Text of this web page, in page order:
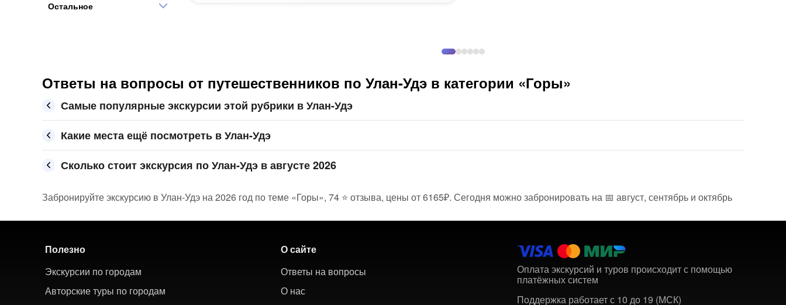
Остальное
Ответы на вопросы от путешественников по Улан-Удэ в категории «Горы»
Самые популярные экскурсии этой рубрики в Улан-Удэ
Какие места ещё посмотреть в Улан-Удэ
Сколько стоит экскурсия по Улан-Удэ в августе 2026
Забронируйте экскурсию в Улан-Удэ на 2026 год по теме «Горы», 74 ⭐ отзыва, цены от 6165₽. Сегодня можно забронировать на 📅 август, сентябрь и октябрь
Полезно
Экскурсии по городам
Авторские туры по городам
О сайте
Ответы на вопросы
О нас
Оплата экскурсий и туров происходит с помощью
платёжных систем
Поддержка работает с 10 до 19 (МСК)